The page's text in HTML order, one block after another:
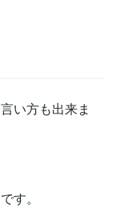
い方も出来ま
す。